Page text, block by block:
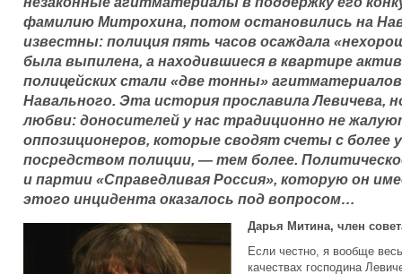
фамилию Митрохина, потом остановились на
известны: полиция пять часов осаждала
была выпилена, а находившиеся в квартире
полицейских стали «две тонны»
Навального. Эта история прославила Левичева,
любви: доносителей у нас традиционно не
оппозиционеров, которые сводят счеты с более
посредством полиции, — тем более.
и партии «Справедливая Россия», которую он
этого инцидента оказалось под вопросом…
Дарья Митина, член
Если честно, я вообще
качествах господина